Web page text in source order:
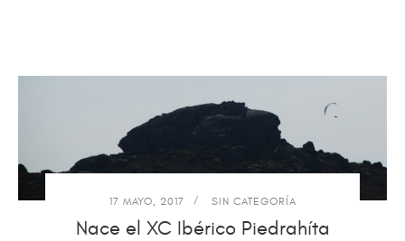
17 MAYO, 2017 SIN CATEGORÍA
Nace el XC Ibérico Piedrahíta